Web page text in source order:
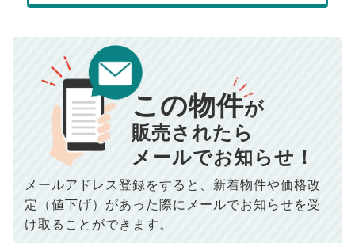
返済シミュレーション計算結果
毎月の支払額 834
年間の支払額 10,005 円
総支払額 100,050 円
00万円
■仲介手数料／ 00万円
■売買契約書印紙／ 0
■抵当権抹消費用／0万円
※購入価格よりも売却価格が高い場合、譲渡所得税が発生する
場合がございます。詳しくは最寄りの税務署などにご確認く
※シミュレーター結果はあくまでも概算であり、手残り金額を
保証するものではございません。
※上記売却費用には、住所変更登記の費用、引っ越し費用、住
宅ローンの一括繰上返済の手数料等は含まれておりませんの
で予めご了承ください。
この物件が
販売されたら
メールでお知らせ！
メールアドレス登録をすると、 新着物件や価格改
定（値下げ）があった際に メールでお知らせを受
け取ることができます。